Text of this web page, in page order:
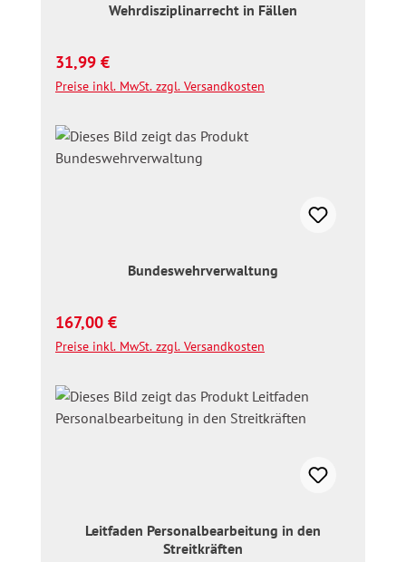
Wehrdisziplinarrecht in Fällen
Regulärer Preis:
31,99 €
Preise inkl. MwSt. zzgl. Versandkosten
Bundeswehrverwaltung
Regulärer Preis:
167,00 €
Preise inkl. MwSt. zzgl. Versandkosten
Leitfaden Personalbearbeitung in den
Streitkräften